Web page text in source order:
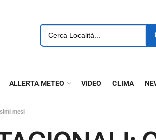
ALLERTA METEO VIDEO CLIMA
mesi